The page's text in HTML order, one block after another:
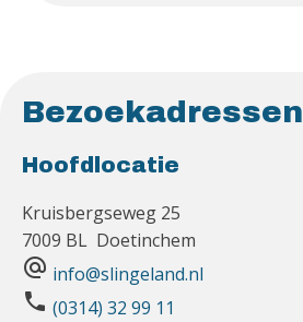
Bezoekadressen
Hoofdlocatie
Kruisbergseweg 25
7009 BL Doetinchem
alternate_email info@slingeland.nl
phone (0314) 32 99 11